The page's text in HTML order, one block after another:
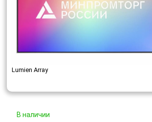
Lumien Array
В наличии